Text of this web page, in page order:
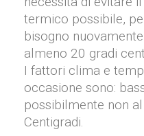
termico possibile,
bisogno
almeno 20 gradi
I fattori clima e
occasione sono:
possibilmente non
Centigradi.